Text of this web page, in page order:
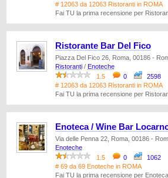
# 12063 da 12063 Ristoranti in ROMA
Fai TU la prima recensione per
Ristorante Bar Del Fico
Piazza Del Fico 26, Roma, 00186 -
Ristoranti / Enoteche
1.5
0
2598
# 12063 da 12063 Ristoranti in ROMA
Fai TU la prima recensione per
Enoteca / Wine Bar
Via delle Penna 22, Roma, 00186 -
Enoteche
1.5
0
1062
# 69 da 69 Enoteche in ROMA
Fai TU la prima recensione per